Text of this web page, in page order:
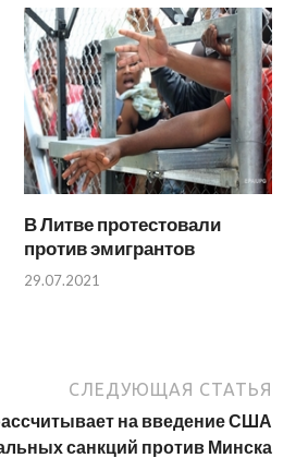
В Литве протестовали
против эмигрантов
29.07.2021
СЛЕДУЮЩАЯ СТАТЬЯ
на введение США
санкций против Минска